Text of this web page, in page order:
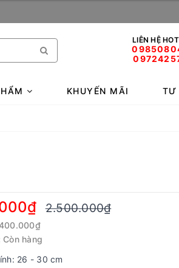
LIÊN HỆ
KHUYẾN MÃI TƯ
2.500.000₫
Còn hàng
26 - 30 cm